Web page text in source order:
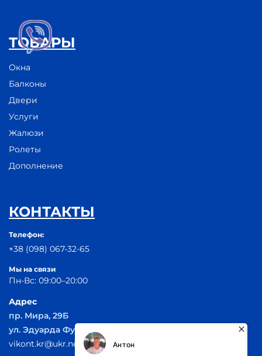
ТОВАРЫ
Окна
Балконы
Двери
Услуги
Жалюзи
Ролеты
Дополнение
КОНТАКТЫ
Телефон:
+38 (098) 067-32-65
Мы на связи
Пн-Вс: 09:00–20:00
Адрес
пр. Мира, 29Б
ул. Эдуарда Фукса 55
vikont.kr@ukr.net